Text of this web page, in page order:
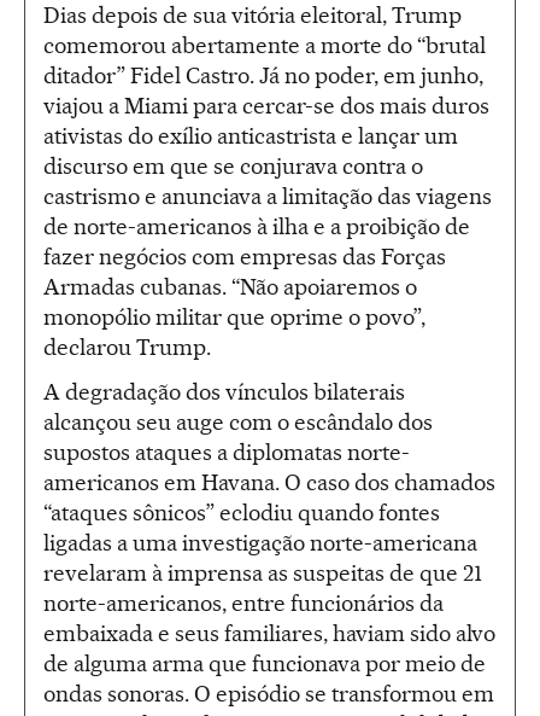
Dias depois de sua vitória eleitoral, Trump
comemorou abertamente a morte do “brutal
ditador” Fidel Castro. Já no poder, em junho,
viajou a Miami para cercar-se dos mais duros
ativistas do exílio anticastrista e lançar um
discurso em que se conjurava contra o
castrismo e anunciava a limitação das viagens
de norte-americanos à ilha e a proibição de
fazer negócios com empresas das Forças
Armadas cubanas. “Não apoiaremos o
monopólio militar que oprime o povo”,
declarou Trump.
A degradação dos vínculos bilaterais
alcançou seu auge com o escândalo dos
supostos ataques a diplomatas norte-
americanos em Havana. O caso dos chamados
“ataques sônicos” eclodiu quando fontes
ligadas a uma investigação norte-americana
revelaram à imprensa as suspeitas de que 21
norte-americanos, entre funcionários da
embaixada e seus familiares, haviam sido alvo
de alguma arma que funcionava por meio de
ondas sonoras. O episódio se transformou em